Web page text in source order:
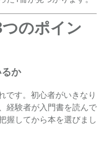
のポイン
か
です。初心者がいきなり
経験者が入門書を読んで
握してから本を選びまし